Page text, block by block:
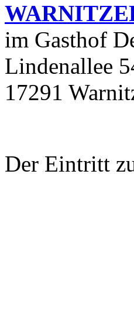
im Gasthof
Lindenallee
17291
Der Eintritt